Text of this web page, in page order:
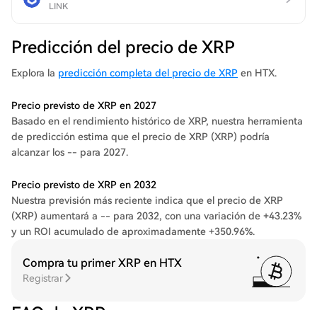
LINK
Predicción del precio de XRP
Explora la predicción completa del precio de XRP en HTX.
Precio previsto de XRP en 2027
Basado en el rendimiento histórico de XRP, nuestra herramienta
de predicción estima que el precio de XRP (XRP) podría
alcanzar los -- para 2027.
Precio previsto de XRP en 2032
Nuestra previsión más reciente indica que el precio de XRP
(XRP) aumentará a -- para 2032, con una variación de +43.23%
y un ROI acumulado de aproximadamente +350.96%.
Compra tu primer XRP en HTX
Registrar